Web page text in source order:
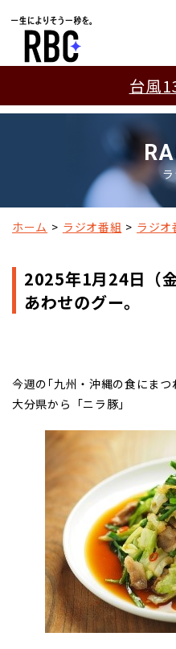
台風
ホーム ラジオ番組 ラジオ
2025年1月24日（
あわせのグー。
今週の｢九州・沖縄の食にま
大分県から「ニラ豚」